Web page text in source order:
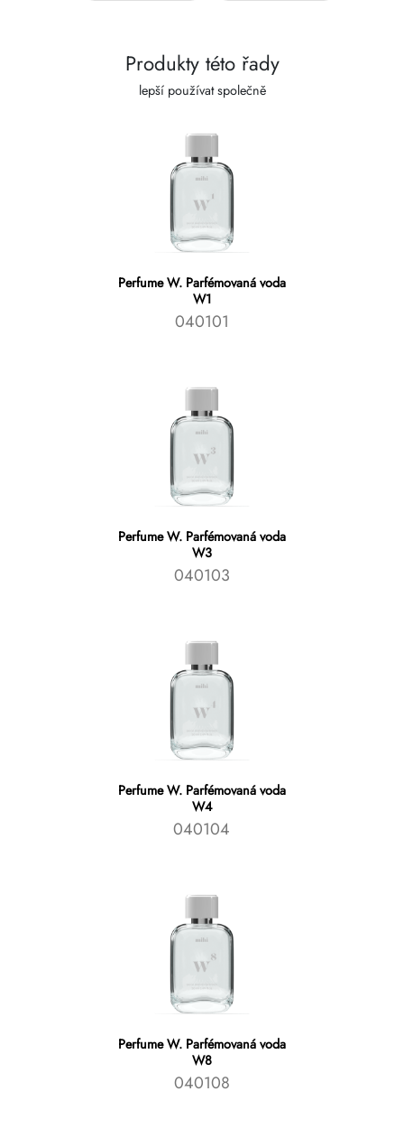
Produkty této řady
lepší používat společně
Perfume W. Parfémovaná voda
W1
040101
Perfume W. Parfémovaná voda
W3
040103
Perfume W. Parfémovaná voda
W4
040104
Perfume W. Parfémovaná voda
W8
040108